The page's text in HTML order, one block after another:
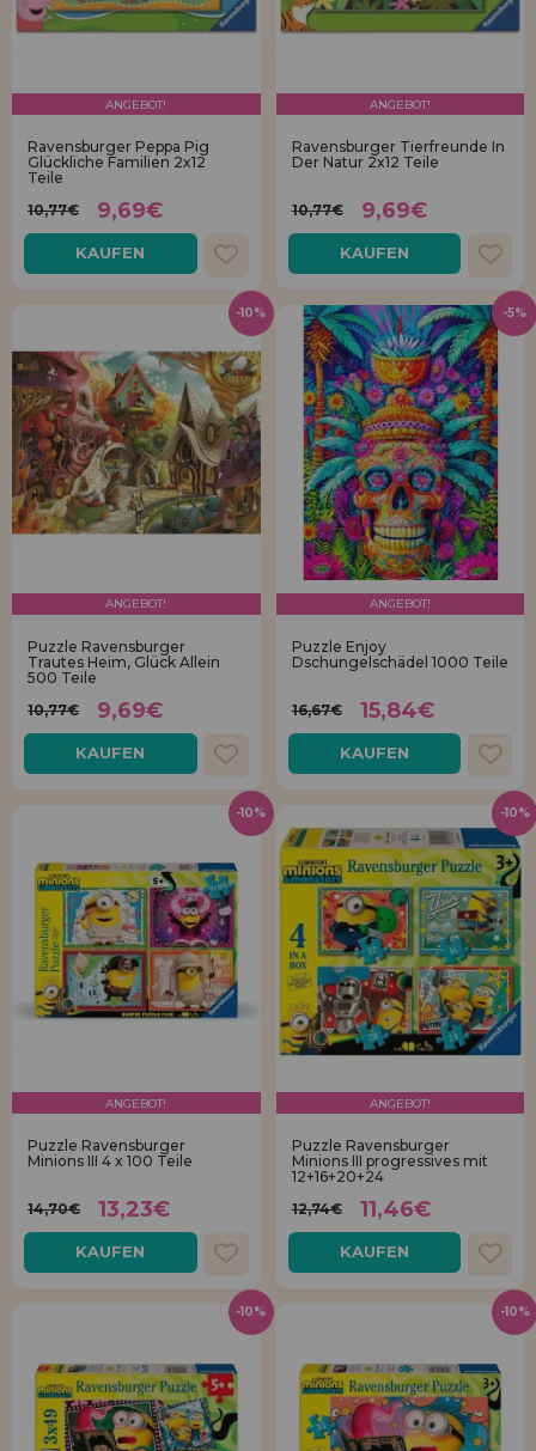
ANGEBOT!
Ravensburger Peppa Pig
Glückliche Familien 2x12
Teile
10,77€
9,69€
KAUFEN
ANGEBOT!
Ravensburger Tierfreunde In
Der Natur 2x12 Teile
10,77€ 9,69€
KAUFEN
ANGEBOT!
Puzzle Ravensburger
Trautes Heim, Glück Allein
500 Teile
10,77€
9,69€
KAUFEN
-10%
ANGEBOT!
Puzzle Enjoy
Dschungelschädel 1000 Teile
16,67€ 15,84€
KAUFEN
-5%
ANGEBOT!
Puzzle Ravensburger
Minions III 4 x 100 Teile
14,70€ 13,23€
KAUFEN
-10%
ANGEBOT!
Puzzle Ravensburger
Minions III progressives mit
12+16+20+24
12,74€
11,46€
KAUFEN
-10%
-10% -10%